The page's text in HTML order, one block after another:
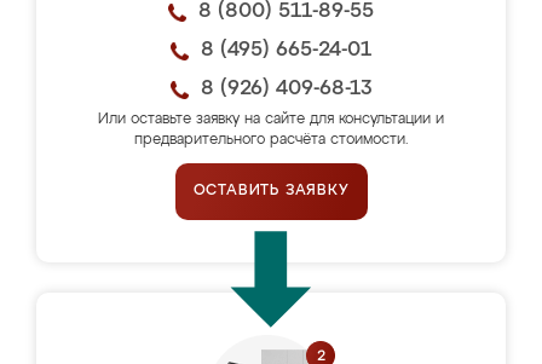
8 (800) 511-89-55
8 (495) 665-24-01
8 (926) 409-68-13
Или оставьте заявку на сайте для консультации и
предварительного расчёта стоимости.
ОСТАВИТЬ ЗАЯВКУ